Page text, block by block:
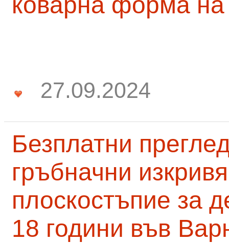
27.09.2024
Безплатни
гръбначни
плоскостъпие за
18 години във